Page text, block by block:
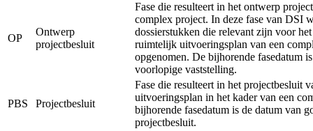
OP
Ontwerp
projectbesluit
Fase die resulteert in het ontwerp
complex project. In deze fase van DSI
dossierstukken die relevant zijn voor
ruimtelijk uitvoeringsplan van een
opgenomen. De bijhorende fasedatum
voorlopige vaststelling.
PBS Projectbesluit
Fase die resulteert in het projectbesluit
uitvoeringsplan in het kader van een
bijhorende fasedatum is de datum van
projectbesluit.